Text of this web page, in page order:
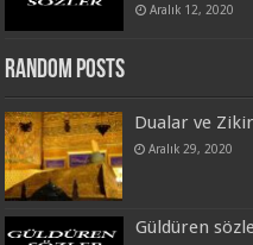
Aralık 12, 2020
Random Posts
Dualar ve
Aralık 29, 2020
Güldüren